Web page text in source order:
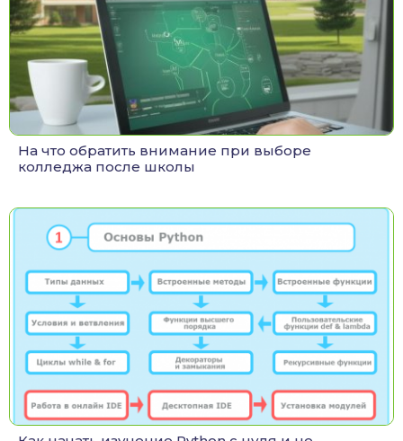
На что обратить внимание при выборе
колледжа после школы